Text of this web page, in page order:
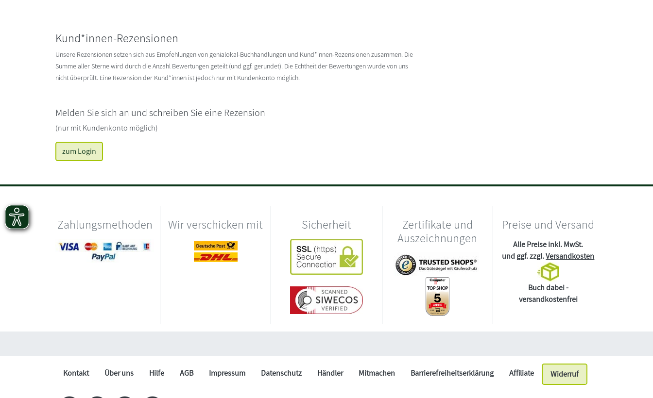
Kund*innen-Rezensionen
Unsere Rezensionen setzen sich aus Empfehlungen von genialokal-Buchhandlungen und Kund*innen-Rezensionen zusammen. Die
Summe aller Sterne wird durch die Anzahl Bewertungen geteilt (und ggf. gerundet). Die Echtheit der Bewertungen wurde von uns
nicht überprüft. Eine Rezension der Kund*innen ist jedoch nur mit Kundenkonto möglich.
Melden Sie sich an und schreiben Sie eine Rezension
(nur mit Kundenkonto möglich)
zum Login
Zahlungsmethoden Wir verschicken mit Sicherheit
Zertifikate und
Auszeichnungen
Preise und Versand
Alle Preise inkl. MwSt.
und ggf. zzgl.Versandkosten
Buch dabei -
versandkostenfrei
Kontakt Über uns Hilfe AGB Impressum Datenschutz Händler Mitmachen Barrierefreiheitserklärung Affiliate Widerruf